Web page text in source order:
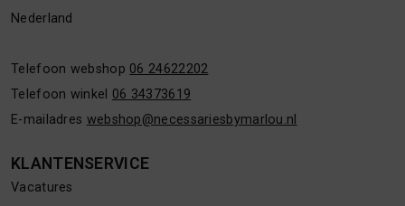
Nederland
Telefoon webshop 06 24622202
Telefoon winkel 06 34373619
E-mailadres webshop@necessariesbymarlou.nl
KLANTENSERVICE
Vacatures